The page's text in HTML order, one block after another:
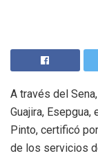
A través del
Guajira,
Pinto, certificó
de los servicios